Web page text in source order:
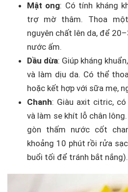
Mật ong: Có tính kháng
trợ mờ thâm. Thoa
nguyên chất lên da, để
nước ấm.
Dầu dừa: Giúp kháng
và làm dịu da. Có thể
hoặc kết hợp với sữa mẹ,
Chanh: Giàu axit citric, có
và làm se khít lỗ chân
gòn thấm nước cốt
khoảng 10 phút rồi rửa
buổi tối để tránh bắt nắng).